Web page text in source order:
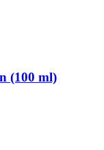
(100 ml)